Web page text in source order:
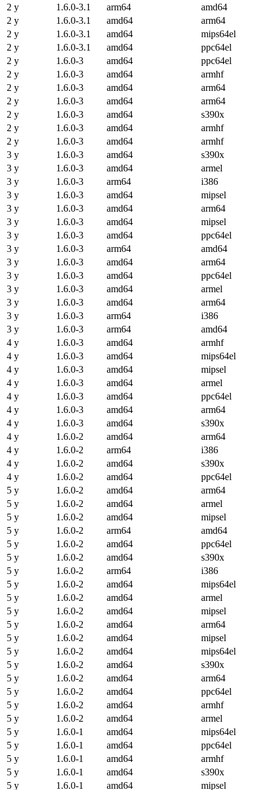
2 y
1.6.0-3.1 arm64
amd64
2 y
1.6.0-3.1 amd64
arm64
2 y
1.6.0-3.1 amd64
mips64el
2 y
1.6.0-3.1 amd64
ppc64el
2 y
1.6.0-3 amd64
ppc64el
2 y
1.6.0-3 amd64
armhf
2 y
1.6.0-3 amd64
arm64
2 y
1.6.0-3 amd64
arm64
2 y
1.6.0-3 amd64
s390x
2 y
1.6.0-3 amd64
armhf
2 y
1.6.0-3 amd64
armhf
3 y
1.6.0-3 amd64
s390x
3 y
1.6.0-3 amd64
armel
3 y
1.6.0-3 arm64
i386
3 y
1.6.0-3 amd64
mipsel
3 y
1.6.0-3 amd64
arm64
3 y
1.6.0-3 amd64
mipsel
3 y
1.6.0-3 amd64
ppc64el
3 y
1.6.0-3 arm64
amd64
3 y
1.6.0-3 amd64
arm64
3 y
1.6.0-3 amd64
ppc64el
3 y
1.6.0-3 amd64
armel
3 y
1.6.0-3 amd64
arm64
3 y
1.6.0-3 arm64
i386
3 y
1.6.0-3 arm64
amd64
4 y
1.6.0-3 amd64
armhf
4 y
1.6.0-3 amd64
mips64el
4 y
1.6.0-3 amd64
mipsel
4 y
1.6.0-3 amd64
armel
4 y
1.6.0-3 amd64
ppc64el
4 y
1.6.0-3 amd64
arm64
4 y
1.6.0-3 amd64
s390x
4 y
1.6.0-2 amd64
arm64
4 y
1.6.0-2 arm64
i386
4 y
1.6.0-2 amd64
s390x
4 y
1.6.0-2 amd64
ppc64el
5 y
1.6.0-2 amd64
arm64
5 y
1.6.0-2 amd64
armel
5 y
1.6.0-2 amd64
mipsel
5 y
1.6.0-2 arm64
amd64
5 y
1.6.0-2 amd64
ppc64el
5 y
1.6.0-2 amd64
s390x
5 y
1.6.0-2 arm64
i386
5 y
1.6.0-2 amd64
mips64el
5 y
1.6.0-2 amd64
armel
5 y
1.6.0-2 amd64
mipsel
5 y
1.6.0-2 amd64
arm64
5 y
1.6.0-2 amd64
mipsel
5 y
1.6.0-2 amd64
mips64el
5 y
1.6.0-2 amd64
s390x
5 y
1.6.0-2 amd64
arm64
5 y
1.6.0-2 amd64
ppc64el
5 y
1.6.0-2 amd64
armhf
5 y
1.6.0-2 amd64
armel
5 y
1.6.0-1 amd64
mips64el
5 y
1.6.0-1 amd64
ppc64el
5 y
1.6.0-1 amd64
armhf
5 y
1.6.0-1 amd64
s390x
5 y
1.6.0-1 amd64 mipsel